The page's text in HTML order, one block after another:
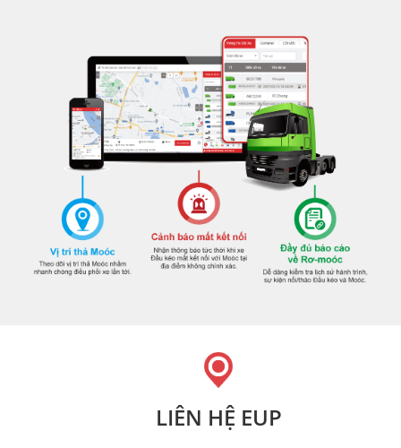
LIÊN HỆ EUP